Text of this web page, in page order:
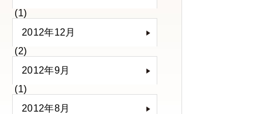
(1)
2012年12月
(2)
2012年9月
(1)
2012年8月